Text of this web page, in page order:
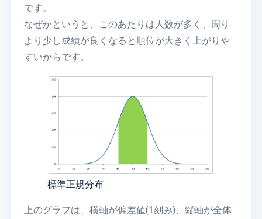
です。
なぜかというと、このあたりは人数が多く、周り
より少し成績が良くなると順位が大きく上がりや
すいからです。
標準正規分布
上のグラフは、横軸が偏差値(1刻み)、縦軸が全体